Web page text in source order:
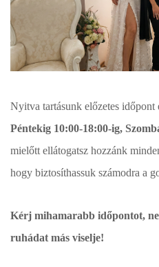
Nyitva tartásunk előzetes időpont
Péntekig 10:00-18:00-ig,
mielőtt ellátogatsz hozzánk
hogy biztosíthassuk számodra a
Kérj mihamarabb időpontot,
ruhádat más viselje!